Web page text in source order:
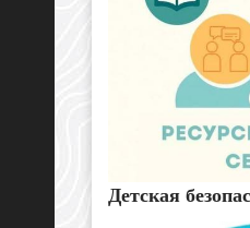
Детская